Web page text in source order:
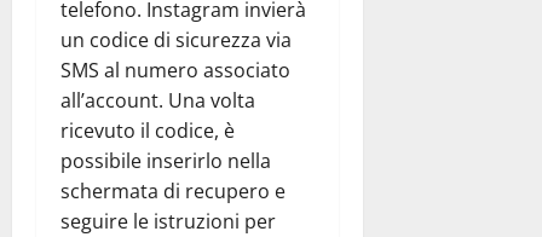
telefono. Instagram invierà
un codice di sicurezza via
SMS al numero associato
all’account. Una volta
ricevuto il codice, è
possibile inserirlo nella
schermata di recupero e
seguire le istruzioni per